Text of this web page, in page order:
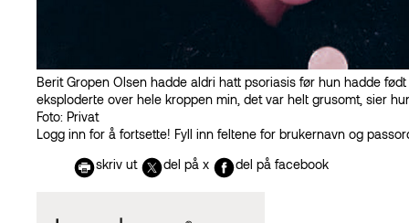
«Jeg har ikke funnet sjelen under min skalpell.»
Forbundslederen
Nå er det jul igjen
Nytt fra forbundet
Konferanse om helheten
Vår egen app
Berit Gropen Olsen hadde aldri hatt psoriasis før hun hadde
eksploderte over hele kroppen min, det var helt grusomt, sier
Foto: Privat
Logg inn for å fortsette! Fyll inn feltene for brukernavn og
skriv ut
del på x del på facebook